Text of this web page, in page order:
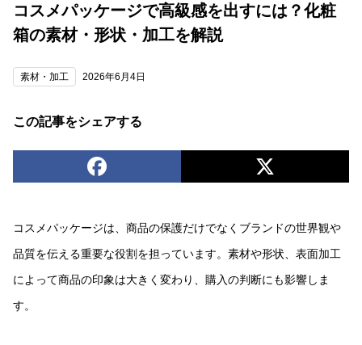
コスメパッケージで高級感を出すには？化粧
箱の素材・形状・加工を解説
素材・加工 2026年6月4日
この記事をシェアする
コスメパッケージは、商品の保護だけでなくブランドの世界観や
品質を伝える重要な役割を担っています。素材や形状、表面加工
によって商品の印象は大きく変わり、購入の判断にも影響しま
す。